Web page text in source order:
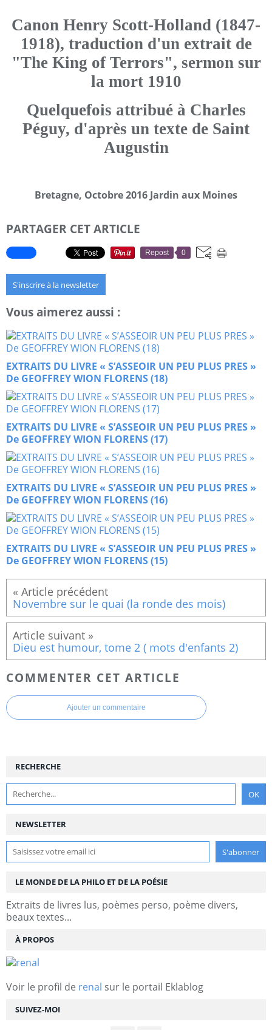
Canon Henry Scott-Holland (1847-
1918), traduction d'un extrait de
"The King of Terrors", sermon sur
la mort 1910
Quelquefois attribué à Charles
Péguy, d'après un texte de Saint
Augustin
Bretagne, Octobre 2016 Jardin aux Moines
PARTAGER CET ARTICLE
Repost 0
S'inscrire à la newsletter
Vous aimerez aussi :
EXTRAITS DU LIVRE « S’ASSEOIR UN PEU PLUS PRES »
De GEOFFREY WION FLORENS (18)
EXTRAITS DU LIVRE « S’ASSEOIR UN PEU PLUS PRES »
De GEOFFREY WION FLORENS (17)
EXTRAITS DU LIVRE « S’ASSEOIR UN PEU PLUS PRES »
De GEOFFREY WION FLORENS (16)
EXTRAITS DU LIVRE « S’ASSEOIR UN PEU PLUS PRES »
De GEOFFREY WION FLORENS (15)
Novembre sur le quai (la ronde des mois)
Dieu est humour, tome 2 ( mots d'enfants 2)
COMMENTER CET ARTICLE
Ajouter un commentaire
NEWSLETTER
SUIVEZ-MOI
RECHERCHE
LE MONDE DE LA PHILO ET DE LA POÉSIE
Extraits de livres lus, poèmes perso, poème divers,
beaux textes...
À PROPOS
Voir le profil de renal sur le portail Eklablog